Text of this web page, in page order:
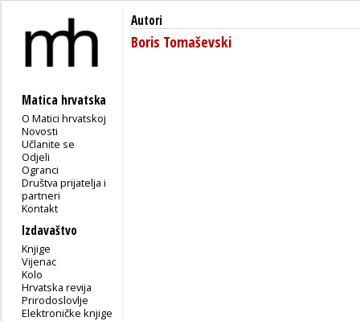
Matica hrvatska
O Matici hrvatskoj
Novosti
Učlanite se
Odjeli
Ogranci
Društva prijatelja i
partneri
Kontakt
Izdavaštvo
Knjige
Vijenac
Kolo
Hrvatska revija
Prirodoslovlje
Elektroničke knjige
Autori
Boris Tomaševski